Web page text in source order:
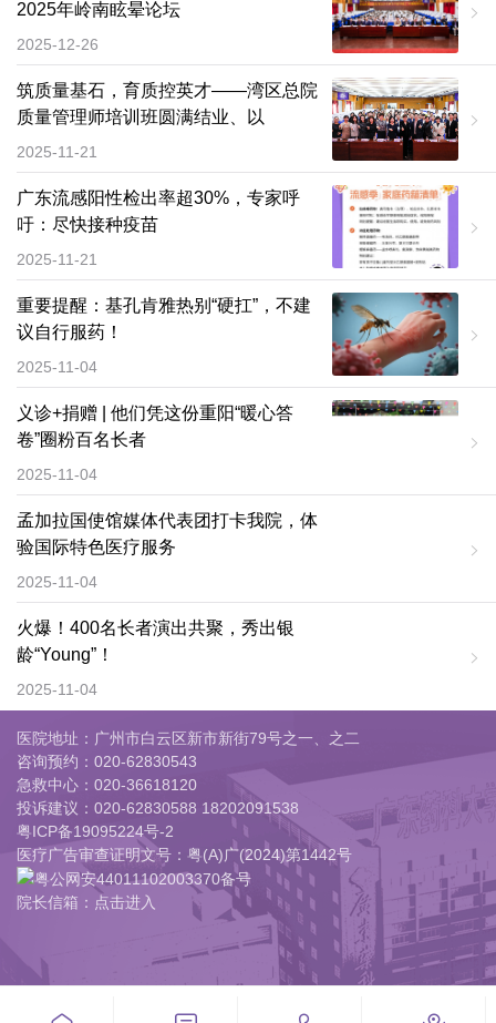
2025年岭南眩晕论坛
2025-12-26
筑质量基石，育质控英才——湾区总院
质量管理师培训班圆满结业、以
2025-11-21
广东流感阳性检出率超30%，专家呼
吁：尽快接种疫苗
2025-11-21
重要提醒：基孔肯雅热别“硬扛”，不建
议自行服药！
2025-11-04
义诊+捐赠 | 他们凭这份重阳“暖心答
卷”圈粉百名长者
2025-11-04
孟加拉国使馆媒体代表团打卡我院，体
验国际特色医疗服务
2025-11-04
火爆！400名长者演出共聚，秀出银
龄“Young”！
2025-11-04
医院地址：广州市白云区新市新街79号之一、之二
咨询预约： 020-62830543
急救中心： 020-36618120
投诉建议： 020-62830588 18202091538
粤ICP备19095224号-2
医疗广告审查证明文号：粤(A)广(2024)第1442号
粤公网安44011102003370备号
院长信箱：点击进入